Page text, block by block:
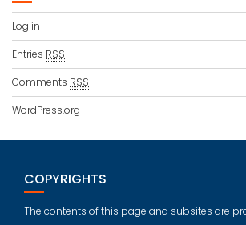
Log in
Entries RSS
Comments RSS
WordPress.org
COPYRIGHTS
The contents of this page and subsites are